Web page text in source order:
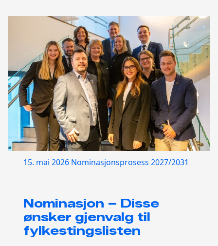
15. mai 2026 Nominasjonsprosess 2027/2031
Nominasjon – Disse
ønsker gjenvalg til
fylkestingslisten